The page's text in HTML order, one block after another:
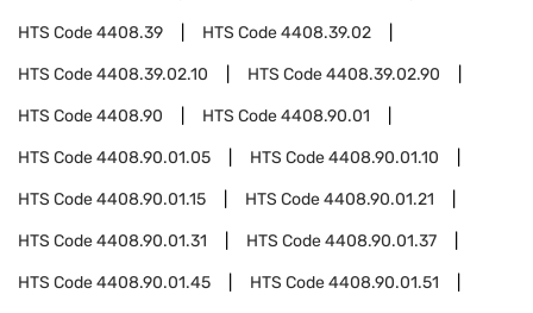
HTS Code4408.39 HTS Code4408.39.02
HTS Code4408.39.02.10 HTS Code4408.39.02.90
HTS Code4408.90 HTS Code4408.90.01
HTS Code4408.90.01.05 HTS Code4408.90.01.10
HTS Code4408.90.01.15 HTS Code4408.90.01.21
HTS Code4408.90.01.31 HTS Code4408.90.01.37
HTS Code4408.90.01.45 HTS Code4408.90.01.51